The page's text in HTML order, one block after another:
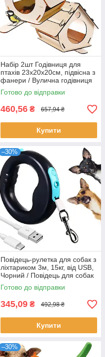
Набір 2шт Годівниця для
птахів 23х20х20см, підвісна з
фанери / Вулична годівниця
для пташок / Збірна
годівниця
Готово до відправки
460,56 ₴ 657,94 ₴
Купити
–30%
Повідець-рулетка для собак з
ліхтариком 3м, 15кг, від USB,
Чорний / Повідець для собак
/ Повідець автоматичний
Готово до відправки
345,09 ₴ 492,98 ₴
Купити
–30%